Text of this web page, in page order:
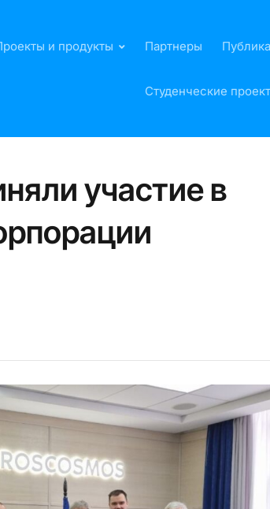
и продукты Партнеры
Студенческие
участие в